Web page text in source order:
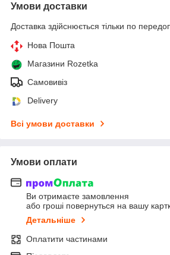
Умови доставки
Доставка здійснюється тільки по
Нова Пошта
Магазини Rozetka
Самовивіз
Delivery
Всі умови доставки
Умови оплати
Ви отримаєте замовлення
або гроші повернуться на вашу
Детальніше
Оплатити частинами